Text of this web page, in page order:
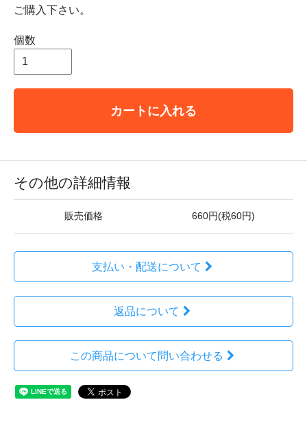
ご購入下さい。
個数
カートに入れる
その他の詳細情報
販売価格 660円(税60円)
支払い・配送について
返品について
この商品について問い合わせる